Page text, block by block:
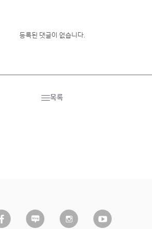
등록된 댓글이 없습니다.
목록